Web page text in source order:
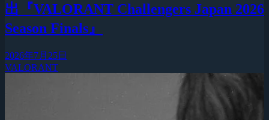
出『VALORANT Challengers Japan 2026
Season Finals』
2026年7月25日
VALORANT